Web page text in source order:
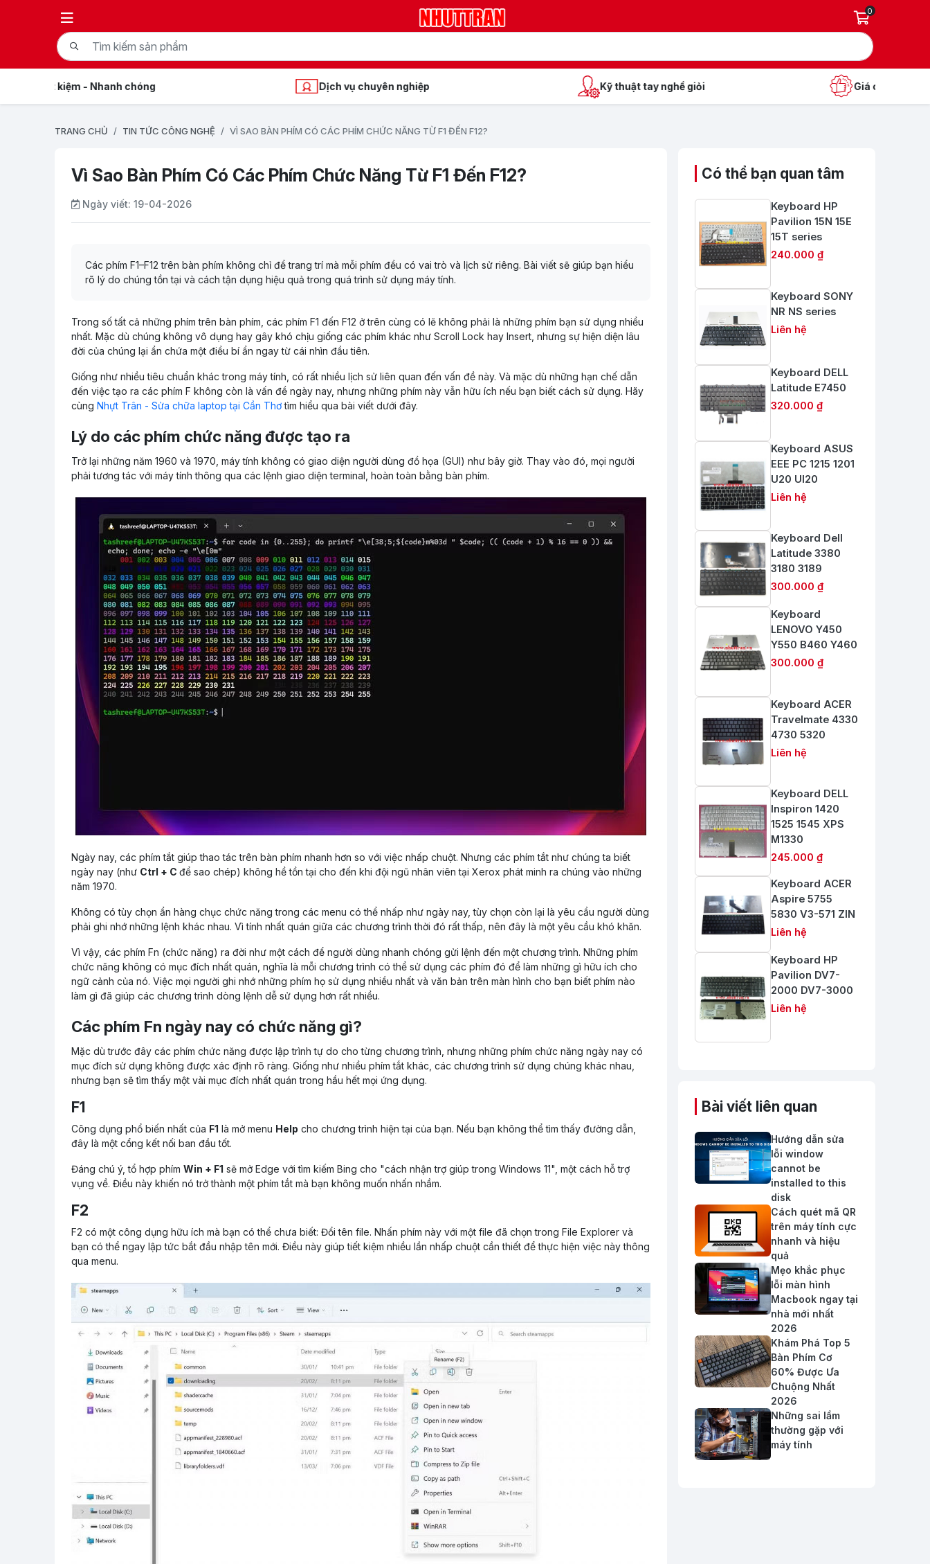
0
Dịch vụ chuyên nghiệp Kỹ thuật tay nghề giỏi Giá cả hợp lý – Bảo hành rõ ràng
TRANG CHỦ TIN TỨC CÔNG NGHỆ VÌ SAO BÀN PHÍM CÓ CÁC PHÍM CHỨC NĂNG TỪ F1 ĐẾN F12?
Vì Sao Bàn Phím Có Các Phím Chức Năng Từ F1 Đến F12?
Ngày viết:19-04-2026
Các phím F1–F12 trên bàn phím không chỉ để trang trí mà mỗi phím đều có vai trò và lịch sử riêng. Bài viết sẽ giúp bạn hiểu
rõ lý do chúng tồn tại và cách tận dụng hiệu quả trong quá trình sử dụng máy tính.
Trong số tất cả những phím trên bàn phím, các phím F1 đến F12 ở trên cùng có lẽ không phải là những phím bạn sử dụng nhiều
nhất. Mặc dù chúng không vô dụng hay gây khó chịu giống các phím khác như Scroll Lock hay Insert, nhưng sự hiện diện lâu
đời của chúng lại ẩn chứa một điều bí ẩn ngay từ cái nhìn đầu tiên.
Giống như nhiều tiêu chuẩn khác trong máy tính, có rất nhiều lịch sử liên quan đến vấn đề này. Và mặc dù những hạn chế dẫn
đến việc tạo ra các phím F không còn là vấn đề ngày nay, nhưng những phím này vẫn hữu ích nếu bạn biết cách sử dụng. Hãy
cùngNhựt Trân - Sửa chữa laptop tại Cần Thơtìm hiểu qua bài viết dưới đây.
Lý do các phím chức năng được tạo ra
Trở lại những năm 1960 và 1970, máy tính không có giao diện người dùng đồ họa (GUI) như bây giờ. Thay vào đó, mọi người
phải tương tác với máy tính thông qua các lệnh giao diện terminal, hoàn toàn bằng bàn phím.
Ngày nay, các phím tắt giúp thao tác trên bàn phím nhanh hơn so với việc nhấp chuột. Nhưng các phím tắt như chúng ta biết
ngày nay (như Ctrl + Cđể sao chép) không hề tồn tại cho đến khi đội ngũ nhân viên tại Xerox phát minh ra chúng vào những
năm 1970.
Không có tùy chọn ẩn hàng chục chức năng trong các menu có thể nhấp như ngày nay, tùy chọn còn lại là yêu cầu người dùng
phải ghi nhớ những lệnh khác nhau. Vì tính nhất quán giữa các chương trình thời đó rất thấp, nên đây là một yêu cầu khó khăn.
Vì vậy, các phím Fn (chức năng) ra đời như một cách để người dùng nhanh chóng gửi lệnh đến một chương trình. Những phím
chức năng không có mục đích nhất quán, nghĩa là mỗi chương trình có thể sử dụng các phím đó để làm những gì hữu ích cho
ngữ cảnh của nó. Việc mọi người ghi nhớ những phím họ sử dụng nhiều nhất và văn bản trên màn hình cho bạn biết phím nào
làm gì đã giúp các chương trình dòng lệnh dễ sử dụng hơn rất nhiều.
Các phím Fn ngày nay có chức năng gì?
Mặc dù trước đây các phím chức năng được lập trình tự do cho từng chương trình, nhưng những phím chức năng ngày nay có
mục đích sử dụng không được xác định rõ ràng. Giống như nhiều phím tắt khác, các chương trình sử dụng chúng khác nhau,
nhưng bạn sẽ tìm thấy một vài mục đích nhất quán trong hầu hết mọi ứng dụng.
F1
Công dụng phổ biến nhất của F1 là mở menu Help cho chương trình hiện tại của bạn. Nếu bạn không thể tìm thấy đường dẫn,
đây là một cổng kết nối ban đầu tốt.
Đáng chú ý, tổ hợp phímWin + F1 sẽ mở Edge với tìm kiếm Bing cho "cách nhận trợ giúp trong Windows 11", một cách hỗ trợ
vụng về. Điều này khiến nó trở thành một phím tắt mà bạn không muốn nhấn nhầm.
F2
F2 có một công dụng hữu ích mà bạn có thể chưa biết: Đổi tên file. Nhấn phím này với một file đã chọn trong File Explorer và
bạn có thể ngay lập tức bắt đầu nhập tên mới. Điều này giúp tiết kiệm nhiều lần nhấp chuột cần thiết để thực hiện việc này thông
qua menu.
Có thể bạn quan tâm
Keyboard HP
Pavilion 15N 15E
15T series
240.000 ₫
Keyboard SONY
NR NS series
Liên hệ
Keyboard DELL
Latitude E7450
320.000 ₫
Keyboard ASUS
EEE PC 1215 1201
U20 Ul20
Liên hệ
Keyboard Dell
Latitude 3380
3180 3189
300.000 ₫
Keyboard
LENOVO Y450
Y550 B460 Y460
300.000 ₫
Keyboard ACER
Travelmate 4330
4730 5320
Liên hệ
Keyboard DELL
Inspiron 1420
1525 1545 XPS
M1330
245.000 ₫
Keyboard ACER
Aspire 5755
5830 V3-571 ZIN
Liên hệ
Keyboard HP
Pavilion DV7-
2000 DV7-3000
Liên hệ
Bài viết liên quan
Hướng dẫn sửa
lỗi window
cannot be
installed to this
disk
Cách quét mã QR
trên máy tính cực
nhanh và hiệu
quả
Mẹo khắc phục
lỗi màn hình
Macbook ngay tại
nhà mới nhất
2026
Khám Phá Top 5
Bàn Phím Cơ
60% Được Ưa
Chuộng Nhất
2026
Những sai lầm
thường gặp với
máy tính